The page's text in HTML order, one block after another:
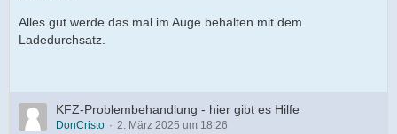
Alles gut werde das mal im Auge behalten mit dem
Ladedurchsatz.
KFZ-Problembehandlung - hier gibt es Hilfe
DonCristo 2. März 2025 um 18:26